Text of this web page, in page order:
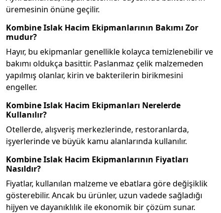
üremesinin önüne geçilir.
Kombine Islak Hacim Ekipmanlarının Bakımı Zor
mudur?
Hayır, bu ekipmanlar genellikle kolayca temizlenebilir ve
bakımı oldukça basittir. Paslanmaz çelik malzemeden
yapılmış olanlar, kirin ve bakterilerin birikmesini
engeller.
Kombine Islak Hacim Ekipmanları Nerelerde
Kullanılır?
Otellerde, alışveriş merkezlerinde, restoranlarda,
işyerlerinde ve büyük kamu alanlarında kullanılır.
Kombine Islak Hacim Ekipmanlarının Fiyatları
Nasıldır?
Fiyatlar, kullanılan malzeme ve ebatlara göre değişiklik
gösterebilir. Ancak bu ürünler, uzun vadede sağladığı
hijyen ve dayanıklılık ile ekonomik bir çözüm sunar.